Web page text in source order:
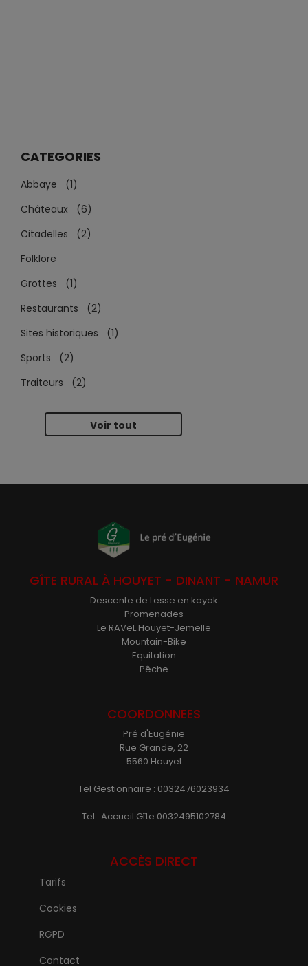
CATEGORIES
Abbaye (1)
Châteaux (6)
Citadelles (2)
Folklore
Grottes (1)
Restaurants (2)
Sites historiques (1)
Sports (2)
Traiteurs (2)
Voir tout
GÎTE RURAL À HOUYET - DINANT - NAMUR
Descente de Lesse en kayak
Promenades
Le RAVeL Houyet-Jemelle
Mountain-Bike
Equitation
Pêche
COORDONNEES
Pré d'Eugénie
Rue Grande, 22
5560 Houyet
Tel Gestionnaire : 0032476023934
Tel : Accueil Gîte 0032495102784
ACCÈS DIRECT
Tarifs
Cookies
RGPD
Contact